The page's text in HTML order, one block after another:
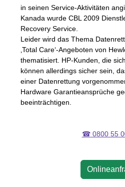
in seinen Service-Aktivitäten
Kanada wurde CBL 2009
Recovery Service.
Leider wird das Thema
‚Total Care‘-Angeboten von
thematisiert. HP-Kunden, die
können allerdings sicher sein,
einer Datenrettung
Hardware Garantieansprüche
beeinträchtigen.
☎ 0800 55